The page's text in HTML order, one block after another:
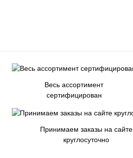
Весь ассортимент
сертифицирован
Принимаем заказы на сайте
круглосуточно